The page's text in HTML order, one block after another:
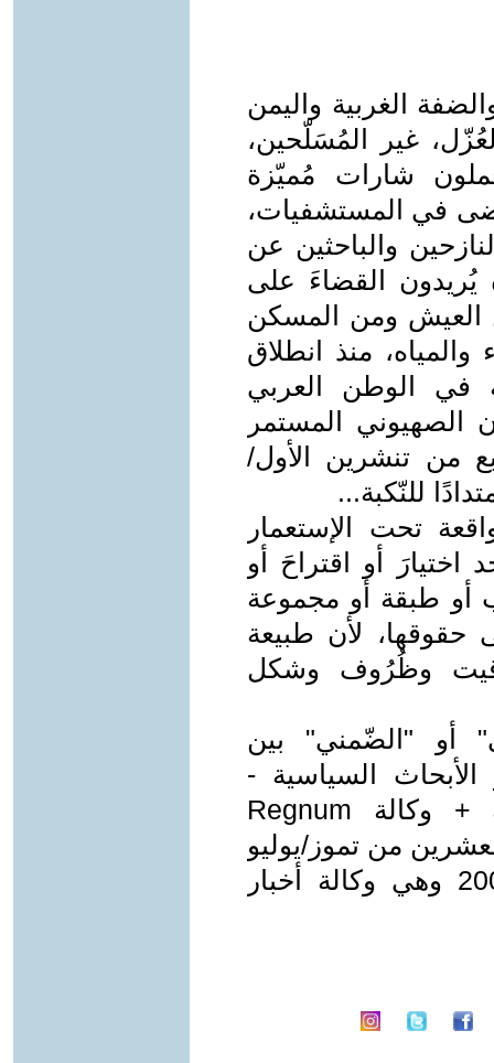
الغربية واليمن
غير المُسَلّحين،
شارات مُميّزة
في المستشفيات،
والباحثين عن
يُريدون القضاءَ على
العيش ومن المسكن
والمياه، منذ انطلاق
في الوطن العربي
الصهيوني المستمر
من تنشرين الأول/
تحت الإستعمار
اختيارَ أو اقتراحَ أو
طبقة أو مجموعة
لأن طبيعة
وظُرُوف وشكل
أو "الضّمني" بين
السياسية -
المجلس الروسي للشؤون الدولية + وكالة Regnum
من تموز/يوليو
2025 ( تأسست Regnum سنة 2002 وهي وكالة أخبار